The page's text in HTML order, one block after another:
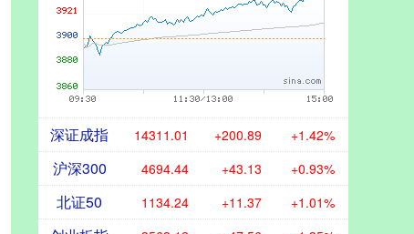
深证成指 14311.01 +200.89 +1.42%
沪深300 4694.44 +43.13 +0.93%
北证50 1134.24 +11.37 +1.01%